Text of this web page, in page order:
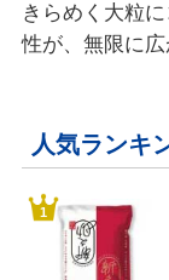
きらめく大粒
性が、無限に広
人気ランキ
1